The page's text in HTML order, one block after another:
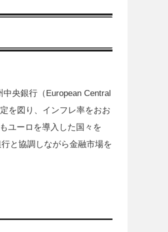
央銀行（European Central
を図り、インフレ率をおお
ユーロを導入した国々を
と協調しながら金融市場を